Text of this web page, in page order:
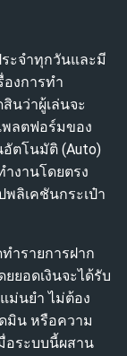
ะจำทุกวันและมี
องการทำ
นว่าผู้เล่นจะ
พลตฟอร์มของ
อัตโนมัติ (Auto)
งานโดยตรง
ลิเคชันกระเป๋า
ำรายการฝาก
ยยอดเงินจะได้รับ
ม่นยำ ไม่ต้อง
มิน หรือความ
อระบบนี้ผสาน